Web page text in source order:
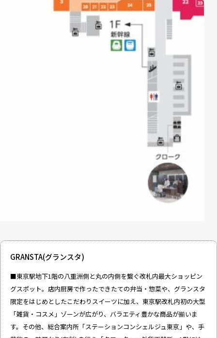
GRANSTA(グランスタ)
■東京駅地下1階の八重洲側と丸の内側を繋ぐ改札内最大ショッピン
グスポット。店内厨房で作ったできたての弁当・惣菜や、グランスタ
限定をはじめとしたこだわりスイーツに加え、東京駅改札内初の大型
「雑貨・コスメ」ゾーンが広がり、バラエティ豊かな商品が揃いま
す。その他、総合案内所「ステーションコンシェルジュ東京」や、手